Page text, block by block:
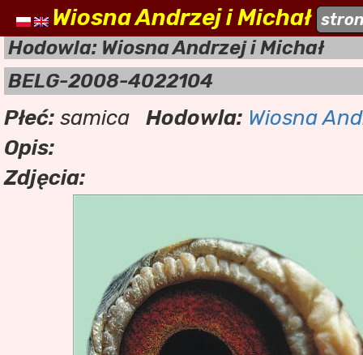
naszehodowle.pl
Wiosna Andrzej i Michał
Hodowla: Wiosna Andrzej i Michał
BELG-2008-4022104
Płeć: samica Hodowla: Wiosna
Opis:
Zdjęcia: